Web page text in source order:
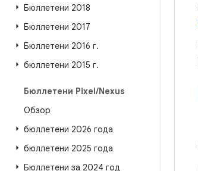
Бюллетени 2018
Бюллетени 2017
Бюллетени 2016 г.
бюллетени 2015 г.
Бюллетени Pixel/Nexus
Обзор
бюллетени 2026 года
бюллетени 2025 года
Бюллетени за 2024 год